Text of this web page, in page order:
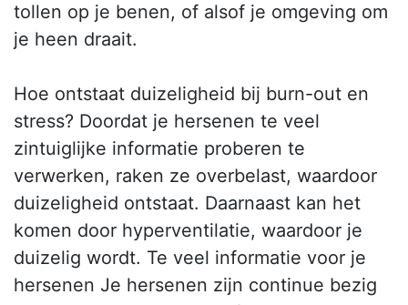
tollen op je benen, of alsof je omgeving om
je heen draait.
Hoe ontstaat duizeligheid bij burn-out en
stress? Doordat je hersenen te veel
zintuiglijke informatie proberen te
verwerken, raken ze overbelast, waardoor
duizeligheid ontstaat. Daarnaast kan het
komen door hyperventilatie, waardoor je
duizelig wordt. Te veel informatie voor je
hersenen Je hersenen zijn continue bezig